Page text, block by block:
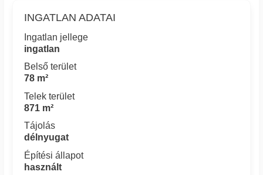
INGATLAN ADATAI
Ingatlan jellege
ingatlan
Belső terület
78 m²
Telek terület
871 m²
Tájolás
délnyugat
Építési állapot
használt